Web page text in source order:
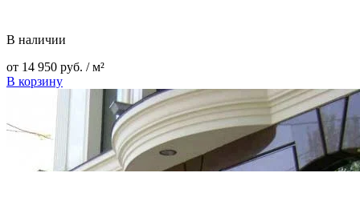
В наличии
от 14 950 руб. / м²
В корзину